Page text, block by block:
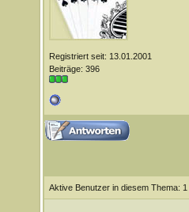
Registriert seit: 13.01.2001
Beiträge: 396
Aktive Benutzer in diesem Thema: 1